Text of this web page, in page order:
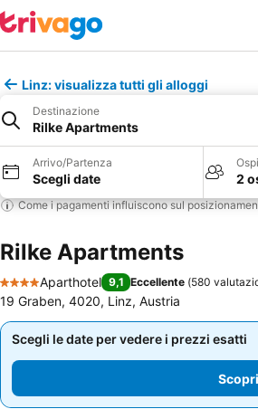
Linz: visualizza tutti gli alloggi
Destinazione
Rilke Apartments
Arrivo/Partenza
Scegli date 2
Come i pagamenti influiscono sul
Rilke Apartments
4 Stelle
Aparthotel 9,1 Eccellente (580
19 Graben, 4020, Linz, Austria
Scegli le date per vedere i prezzi esatti
Scopri i prezzi
Scegli le date per vedere i prezzi esatti